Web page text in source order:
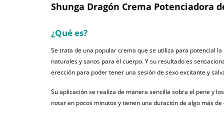
Shunga Dragón Crema Potenciadora
¿Qué es?
Se trata de una popular crema que se utiliza para potencial
naturales y sanos para el cuerpo. Y su resultado es
erección para poder tener una sesión de sexo excitante y
Su aplicación se realiza de manera sencilla sobra el pene y
notar en pocos minutos y tienen una duración de algo más